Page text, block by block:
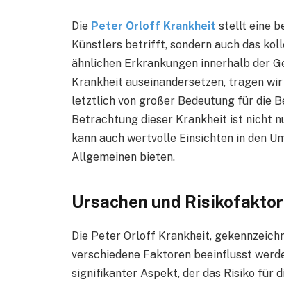
Die Peter Orloff Krankheit stellt eine
Künstlers betrifft, sondern auch das
ähnlichen Erkrankungen innerhalb der
Krankheit auseinandersetzen, tragen
letztlich von großer Bedeutung für die
Betrachtung dieser Krankheit ist nicht
kann auch wertvolle Einsichten in den
Allgemeinen bieten.
Ursachen und
Die Peter Orloff Krankheit,
verschiedene Faktoren beeinflusst
signifikanter Aspekt, der das Risiko für